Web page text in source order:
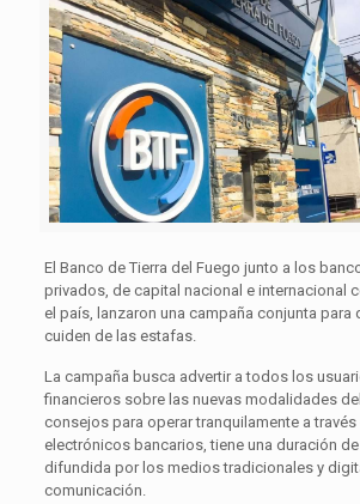
El Banco de Tierra del Fuego junto a los
privados, de capital nacional e internacional
el país, lanzaron una campaña conjunta para
cuiden de las estafas.
La campaña busca advertir a todos los
financieros sobre las nuevas modalidades
consejos para operar tranquilamente a
electrónicos bancarios, tiene una duración
difundida por los medios tradicionales y
comunicación.